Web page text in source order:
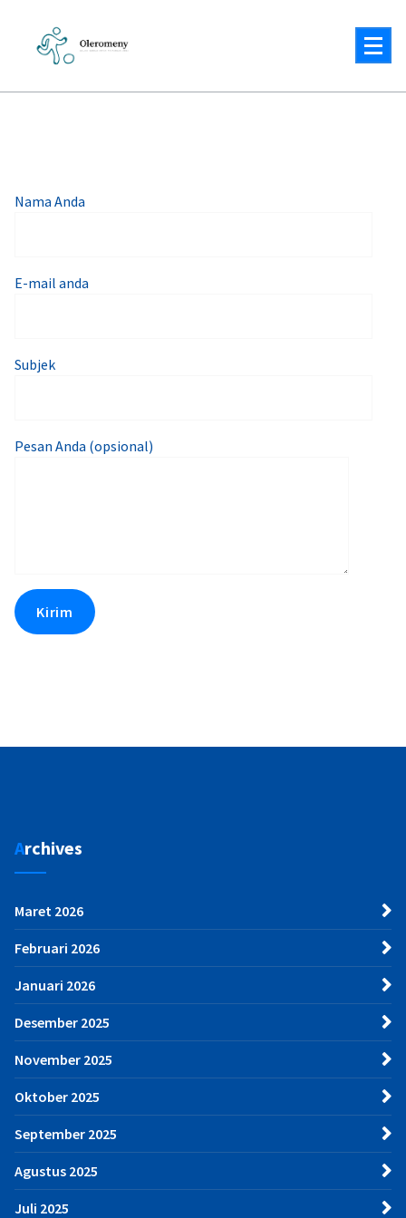
konten
Nama Anda
E-mail anda
Subjek
Pesan Anda (opsional)
Archives
Maret 2026
Februari 2026
Januari 2026
Desember 2025
November 2025
Oktober 2025
September 2025
Agustus 2025
Juli 2025